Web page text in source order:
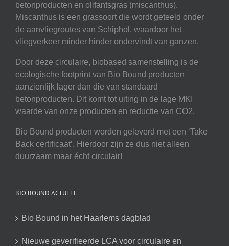
betonproducten en olifantsgras (miscanthus).
Miscanthus is een grassoort die wordt geteeld onder
de aanvliegroutes van Schiphol, waardoor het
vliegverkeer minder hinder ondervindt van ganzen.
Door deze circulaire, biobased samenstelling is de
ecologische footprint van Bio Bound producten
aanzienlijk lager dan die van standaard
betonproducten. Dit komt tot uiting in de lage MKI
waarde van onze producten en reductie van CO2.
Bio Bound producten worden geleverd met een ‘Take
Back certificaat’. Hierdoor zijn ze dus niet alleen
duurzaam maar écht circulair!
BIO BOUND ACTUEEL
Bio Bound in het Haarlems dagblad
Nieuwe geverifieerde LCA voor circulaire en